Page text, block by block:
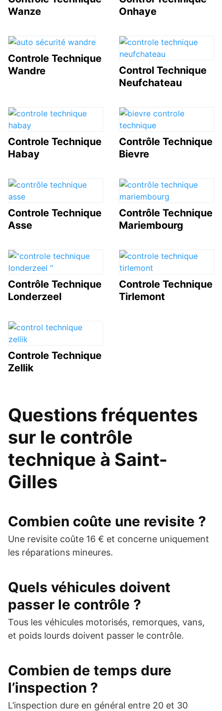
Wanze
Onhaye
Controle Technique
Wandre
Control Technique
Neufchateau
Controle Technique
Habay
Contrôle Technique
Bievre
Controle Technique
Asse
Contrôle Technique
Mariembourg
Contrôle Technique
Londerzeel
Controle Technique
Tirlemont
Controle Technique
Zellik
Questions fréquentes
sur le contrôle
technique à Saint-
Gilles
Combien coûte une revisite ?
Une revisite coûte 16 € et concerne uniquement
les réparations mineures.
Quels véhicules doivent
passer le contrôle ?
Tous les véhicules motorisés, remorques, vans,
et poids lourds doivent passer le contrôle.
Combien de temps dure
l’inspection ?
L’inspection dure en général entre 20 et 30